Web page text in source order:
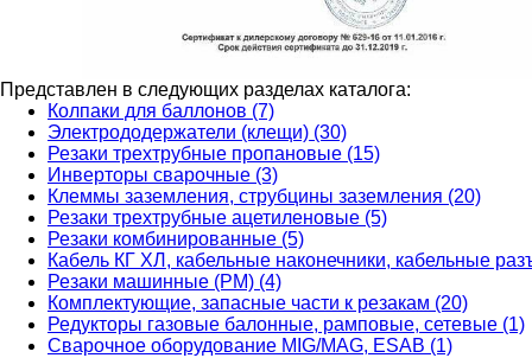
Представлен в следующих разделах каталога:
Колпаки для баллонов (7)
Электрододержатели (клещи) (30)
Резаки трехтрубные пропановые (15)
Инверторы сварочные (3)
Клеммы заземления, струбцины заземления (20)
Резаки трехтрубные ацетиленовые (5)
Резаки комбинированные (5)
Кабель КГ ХЛ, кабельные наконечники, кабельные
Резаки машинные (РМ) (4)
Комплектующие, запасные части к резакам (20)
Редукторы газовые балонные, рамповые, сетевые (1)
Сварочное оборудование MIG/MAG, ESAB (1)